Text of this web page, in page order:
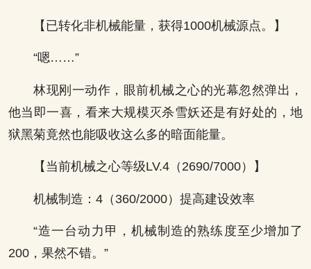
【已转化非机械能量，获得1000机械源点。】
“嗯……”
林现刚一动作，眼前机械之心的光幕忽然弹出，
他当即一喜，看来大规模灭杀雪妖还是有好处的，地
狱黑菊竟然也能吸收这么多的暗面能量。
【当前机械之心等级LV.4（2690/7000）】
机械制造：4（360/2000）提高建设效率
“造一台动力甲，机械制造的熟练度至少增加了
200，果然不错。”